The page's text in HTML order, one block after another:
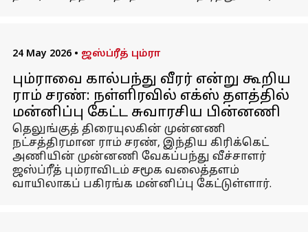
24 May 2026 • ஜஸ்ப்ரீத் பும்ரா
பும்ராவை கால்பந்து வீரர் என்று கூறிய
ராம் சரண்: நள்ளிரவில் எக்ஸ் தளத்தில்
மன்னிப்பு கேட்ட சுவாரசிய பின்னணி
தெலுங்குத் திரையுலகின் முன்னணி
நட்சத்திரமான ராம் சரண், இந்திய கிரிக்கெட்
அணியின் முன்னணி வேகப்பந்து வீச்சாளர்
ஜஸ்ப்ரீத் பும்ராவிடம் சமூக வலைத்தளம்
வாயிலாகப் பகிரங்க மன்னிப்பு கேட்டுள்ளார்.